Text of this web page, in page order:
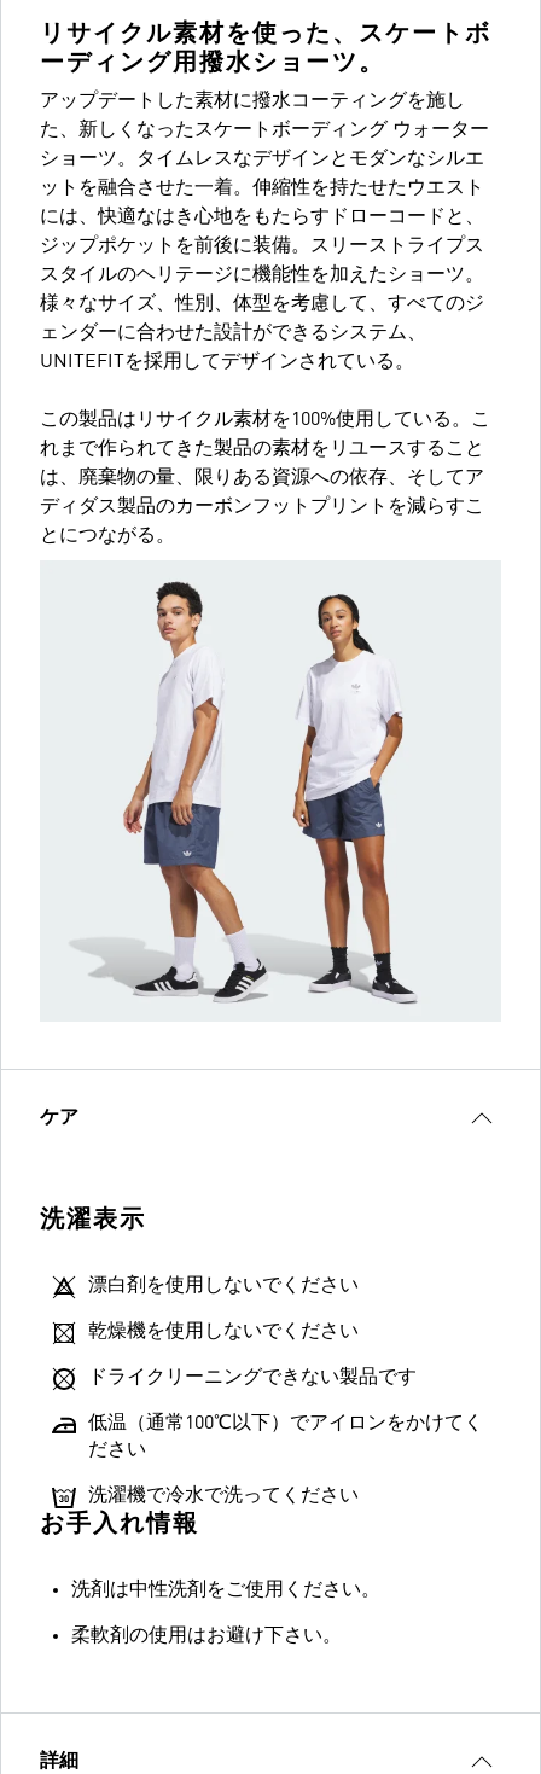
リサイクル素材を使った、スケートボ
ーディング用撥水ショーツ。
アップデートした素材に撥水コーティングを施し
た、新しくなったスケートボーディング ウォーター
ショーツ。タイムレスなデザインとモダンなシルエ
ットを融合させた一着。伸縮性を持たせたウエスト
には、快適なはき心地をもたらすドローコードと、
ジップポケットを前後に装備。スリーストライプス
スタイルのヘリテージに機能性を加えたショーツ。
様々なサイズ、性別、体型を考慮して、すべてのジ
ェンダーに合わせた設計ができるシステム、
UNITEFITを採用してデザインされている。
この製品はリサイクル素材を100%使用している。こ
れまで作られてきた製品の素材をリユースすること
は、廃棄物の量、限りある資源への依存、そしてア
ディダス製品のカーボンフットプリントを減らすこ
とにつながる。
ケア
洗濯表示
漂白剤を使用しないでください
乾燥機を使用しないでください
ドライクリーニングできない製品です
低温（通常100℃以下）でアイロンをかけてく
ださい
洗濯機で冷水で洗ってください
お手入れ情報
洗剤は中性洗剤をご使用ください。
柔軟剤の使用はお避け下さい。
詳細